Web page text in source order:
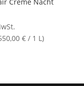
€/ 1 L)